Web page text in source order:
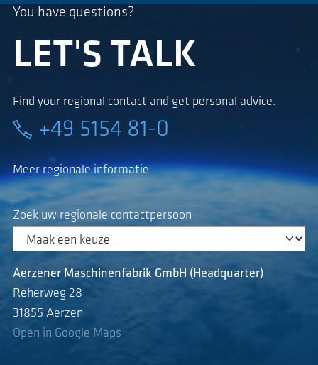
You have questions?
LET'S TALK
Find your regional contact and get personal advice.
+49 5154 81-0
Meer regionale informatie
Zoek uw regionale contactpersoon
Aerzener Maschinenfabrik GmbH (Headquarter)
Reherweg 28
31855 Aerzen
Open in Google Maps